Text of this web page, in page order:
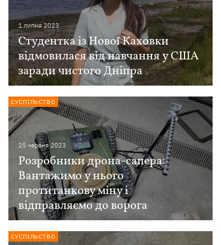
1 липня 2023
Студентка із Нової Каховки
відмовилася від навчання у США
заради чистого Дніпра
25 червня 2023
Розробники дрона-сапера:
Вантажимо у нього
протитанкову міну і
відправляємо до ворога
СУСПІЛЬСТВО
СУСПІЛЬСТВО